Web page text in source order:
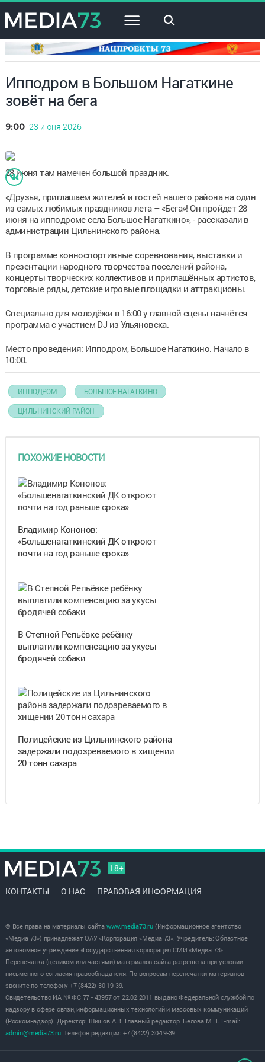
×
Ипподром в Большом Нагаткине
зовёт на бега
9:00 23 июня 2026
28 июня там намечен большой праздник.
«Друзья, приглашаем жителей и гостей нашего района на один
из самых любимых праздников лета – «Бега»! Он пройдет 28
июня на ипподроме села Большое Нагаткино», - рассказали в
администрации Цильнинского района.
В программе конноспортивные соревнования, выставки и
презентации народного творчества поселений района,
концерты творческих коллективов и приглашённых артистов,
торговые ряды, детские игровые площадки и аттракционы.
Специально для молодёжи в 16:00 у главной сцены начнётся
программа с участием DJ из Ульяновска.
Место проведения: Ипподром, Большое Нагаткино. Начало в
10:00.
ИППОДРОМ БОЛЬШОЕ НАГАТКИНО
ЦИЛЬНИНСКИЙ РАЙОН
ПОХОЖИЕ НОВОСТИ
Владимир Кононов:
«Большенагаткинский ДК откроют
почти на год раньше срока»
В Степной Репьёвке ребёнку
выплатили компенсацию за укусы
бродячей собаки
Полицейские из Цильнинского района
задержали подозреваемого в хищении
20 тонн сахара
18+
КОНТАКТЫ О НАС ПРАВОВАЯ ИНФОРМАЦИЯ
© Все права на материалы сайта www.media73.ru(Информационное агентство
«Медиа 73») принадлежат ОАУ «Корпорация «Медиа 73». Учредитель: Областное
автономное учреждение «Государственная корпорация СМИ «Медиа 73».
Перепечатка (целиком или частями) материалов сайта разрешена при условии
письменного согласия правообладателя. По вопросам перепечатки материалов
звоните по телефону +7 (8422) 30-19-39.
Свидетельство ИА № ФС 77 - 43957 от 22.02.2011 выдано Федеральной службой по
надзору в сфере связи, информационных технологий и массовых коммуникаций
(Роскомнадзор). Директор: Шишов А.В. Главный редактор: Белова М.Н. E-mail:
admin@media73.ru. Телефон редакции: +7 (8422) 30-19-39.